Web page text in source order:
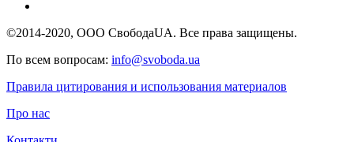
©2014-2020, ООО СвободаUA. Все права защищены.
По всем вопросам: info@svoboda.ua
Правила цитирования и использования материалов
Про нас